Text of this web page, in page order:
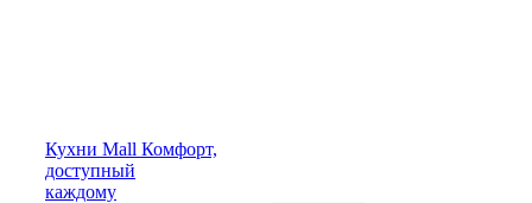
Кухни Mall Комфорт,
доступный
каждому